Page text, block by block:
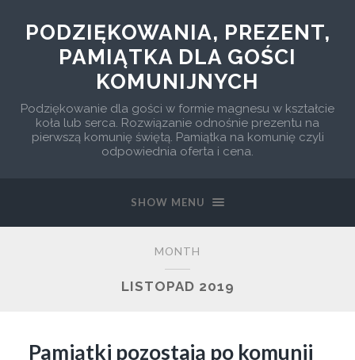
PODZIĘKOWANIA, PREZENT,
PAMIĄTKA DLA GOŚCI
KOMUNIJNYCH
Podziękowanie dla gości w formie magnesu w kształcie
koła lub serca. Rozwiązanie odnośnie prezentu na
pierwszą komunię świętą. Pamiątka na komunię czyli
odpowiednia oferta i cena.
SHOW MENU
MONTH
LISTOPAD 2019
Pamiątki pozostają po komunii